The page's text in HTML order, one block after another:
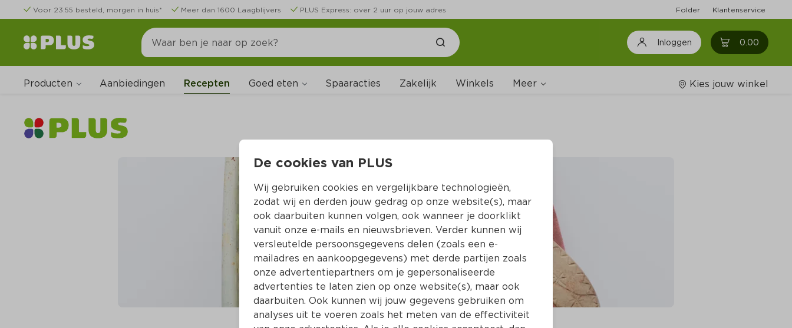
Voor 23:55 besteld, morgen in huis* Meer dan 1600 Laagblijvers PLUS Express: over 2 uur op jouw adres Folder Klantenservice
Inloggen 0.00 0
Producten Aanbiedingen Recepten Goed eten Spaaracties Zakelijk Winkels Meer Kies jouw winkel
De cookies van PLUS
Wij gebruiken cookies en vergelijkbare technologieën,
zodat wij en derden jouw gedrag op onze website(s), maar
ook daarbuiten kunnen volgen, ook wanneer je doorklikt
vanuit onze e-mails en nieuwsbrieven. Verder kunnen wij
versleutelde persoonsgegevens delen (zoals een e-
mailadres en aankoopgegevens) met derde partijen zoals
onze advertentiepartners om je gepersonaliseerde
advertenties te laten zien op onze website(s), maar ook
daarbuiten. Ook kunnen wij jouw gegevens gebruiken om
analyses uit te voeren zoals het meten van de effectiviteit